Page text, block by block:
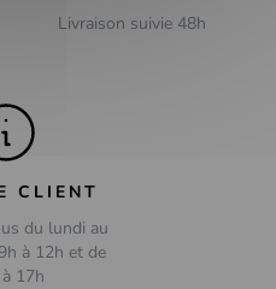
Livraison suivie 48h
CLIENT
du lundi au
à 12h et de
17h